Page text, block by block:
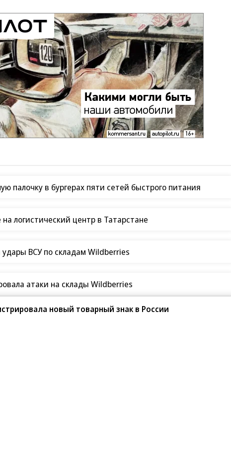
палочку в бургерах пяти сетей быстрого питания
логистический центр в Татарстане
ВСУ по складам Wildberries
атаки на склады Wildberries
новый товарный знак в России